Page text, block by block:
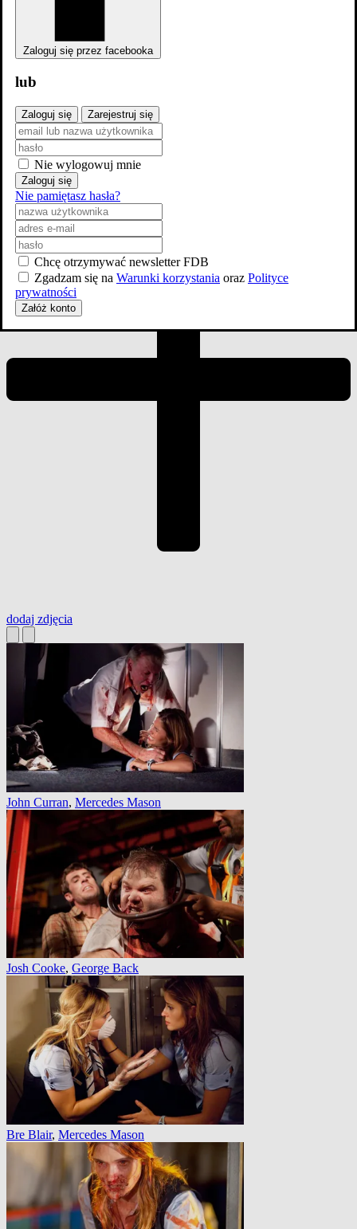
Zdjęcia
dodaj zdjęcia
John Curran, Mercedes Mason
Josh Cooke, George Back
Bre Blair, Mercedes Mason
Zaloguj się przez facebooka
lub
Zaloguj się Zarejestruj się
Nie wylogowuj mnie
Zaloguj się
Nie pamiętasz hasła?
Chcę otrzymywać newsletter FDB
Zgadzam się na Warunki korzystania oraz Polityce
prywatności
Załóż konto